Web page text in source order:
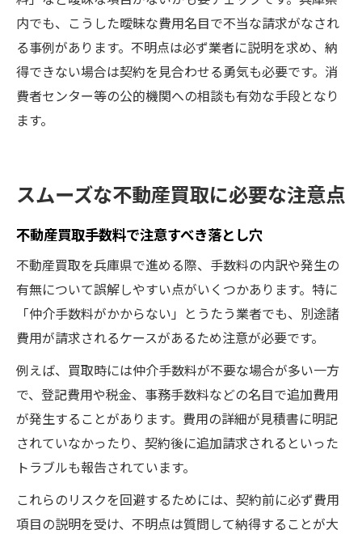
内でも、こうした曖昧な費用名目で不当な請求がなされ
る事例があります。不明点は必ず業者に説明を求め、納
得できない場合は契約を見合わせる勇気も必要です。消
費者センター等の公的機関への相談も有効な手段となり
ます。
スムーズな不動産買取に必要な注意点
不動産買取手数料で注意すべき落とし穴
不動産買取を兵庫県で進める際、手数料の内訳や発生の
有無について誤解しやすい点がいくつかあります。特に
「仲介手数料がかからない」とうたう業者でも、別途諸
費用が請求されるケースがあるため注意が必要です。
例えば、買取時には仲介手数料が不要な場合が多い一方
で、登記費用や税金、事務手数料などの名目で追加費用
が発生することがあります。費用の詳細が見積書に明記
されていなかったり、契約後に追加請求されるといった
トラブルも報告されています。
これらのリスクを回避するためには、契約前に必ず費用
項目の説明を受け、不明点は質問して納得することが大